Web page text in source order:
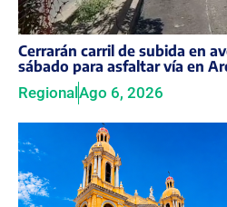
Cerrarán carril de subida en
sábado para asfaltar vía en
RegionalAgo 6, 2026